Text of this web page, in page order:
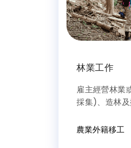
林業工作
雇主經營林業
採集)、造林
農業外籍移工